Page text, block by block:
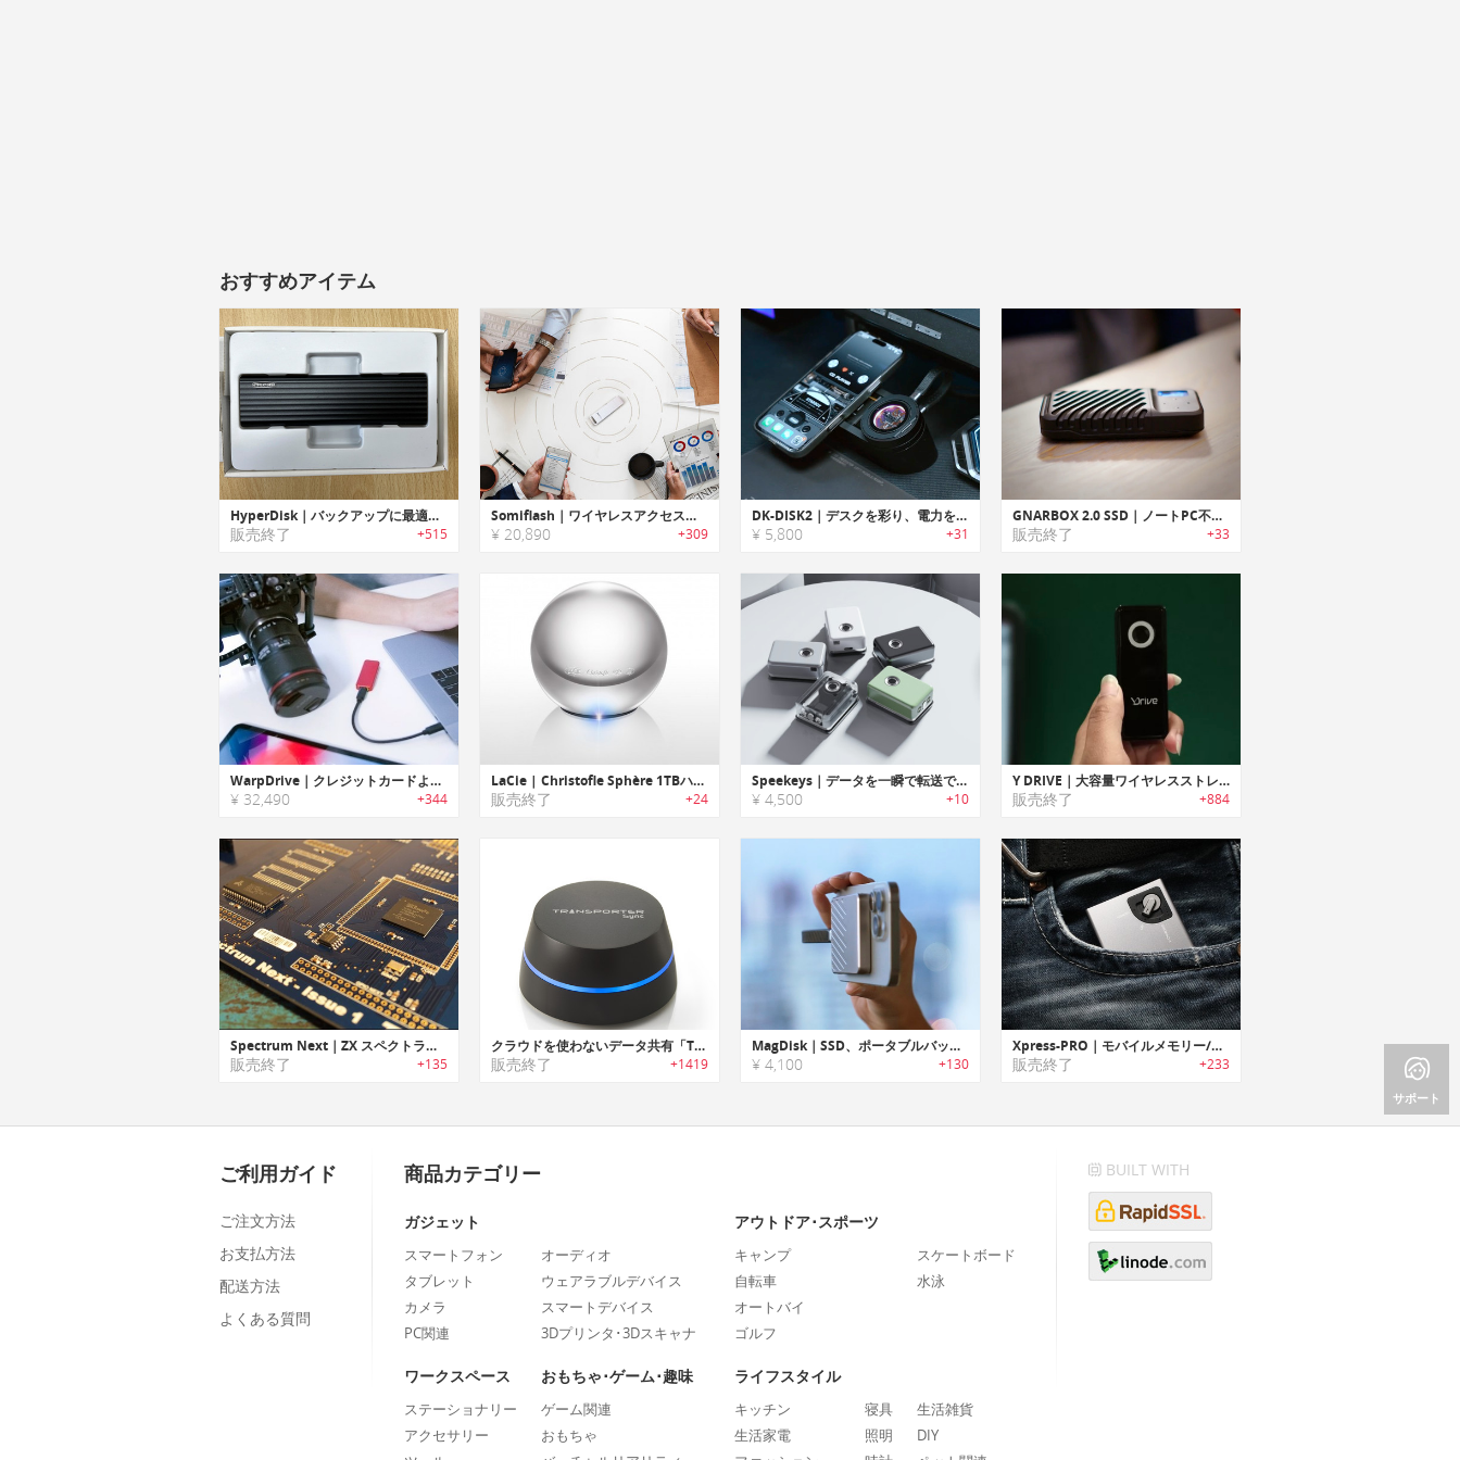
おすすめアイテム
HyperDisk｜バックアップに最適な超小型・超高速ポータブルSSD「ハイパーディスク」
販売終了 +515
Somiflash｜ワイヤレスアクセスできるスマートフラッシュドライブ「ソーミフラッシュ」
¥ 20,890 +309
DK-DISK2｜デスクを彩り、電力を供給。RGBライト搭載充電ハブ
¥ 5,800 +31
GNARBOX 2.0 SSD｜ノートPC不要な耐久性/堅牢性に優れたバックアップデバイス「GNARBOX 2.0 SSD（ナーボックス 2.0 SSD）
販売終了 +33
WarpDrive｜クレジットカードよりも小型の高速・ポータブルSSD「ワープドライブ」
¥ 32,490 +344
LaCie | Christofle Sphère 1TBハードドライブ
販売終了 +24
Speekeys｜データを一瞬で転送できる2TBストレージのSSD
¥ 4,500 +10
Y DRIVE｜大容量ワイヤレスストレージデバイス「Yドライブ」
販売終了 +884
Spectrum Next｜ZX スペクトラム互換で新しいレベルのハードウェアを体験を可能にするゲームコンソール「スペクトラムネクスト」
販売終了 +135
クラウドを使わないデータ共有「Transporter Sync」
販売終了 +1419
MagDisk｜SSD、ポータブルバッテリーとハブのオールインワンデバイス
¥ 4,100 +130
Xpress-PRO｜モバイルメモリー/充電ステーション「エクスプレスプロ」
販売終了 +233
サポート
ご利用ガイド
ご注文方法
お支払方法
配送方法
よくある質問
商品カテゴリー
ガジェット
スマートフォン
タブレット
カメラ
PC関連
オーディオ
ウェアラブルデバイス
スマートデバイス
3Dプリンタ･3Dスキャナ
アウトドア･スポーツ
キャンプ
自転車
オートバイ
ゴルフ
スケートボード
水泳
ワークスペース
ステーショナリー
アクセサリー
おもちゃ･ゲーム･趣味
ゲーム関連
おもちゃ
ライフスタイル
キッチン
生活家電
寝具
照明
生活雑貨
DIY
BUILT WITH